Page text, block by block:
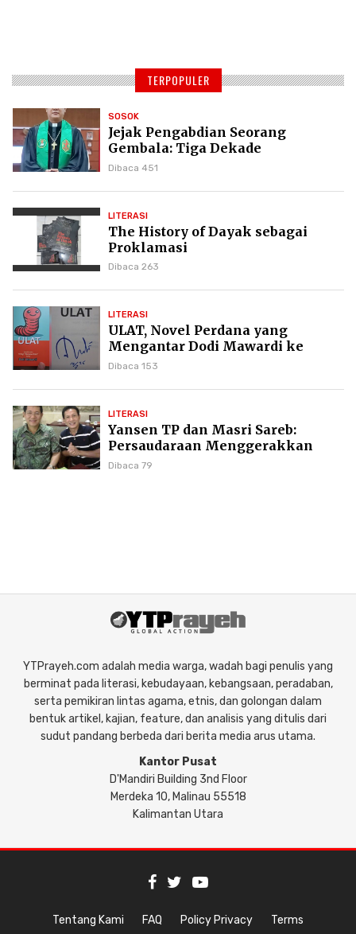
TERPOPULER
SOSOK
Jejak Pengabdian Seorang
Gembala: Tiga Dekade
Kepemimpinan Pdt. Dr. Yulius
Dibaca 451
LITERASI
The History of Dayak sebagai
Proklamasi
Dibaca 263
LITERASI
ULAT, Novel Perdana yang
Mengantar Dodi Mawardi ke
Puncak Karier Kepenulisan
Dibaca 153
LITERASI
Yansen TP dan Masri Sareb:
Persaudaraan Menggerakkan
Literasi Borneo
Dibaca 79
YTPrayeh.com adalah media warga, wadah bagi penulis yang
berminat pada literasi, kebudayaan, kebangsaan, peradaban,
serta pemikiran lintas agama, etnis, dan golongan dalam
bentuk artikel, kajian, feature, dan analisis yang ditulis dari
sudut pandang berbeda dari berita media arus utama.
Kantor Pusat
D'Mandiri Building 3nd Floor
Merdeka 10, Malinau 55518
Kalimantan Utara
Tentang Kami FAQ Policy Privacy Terms